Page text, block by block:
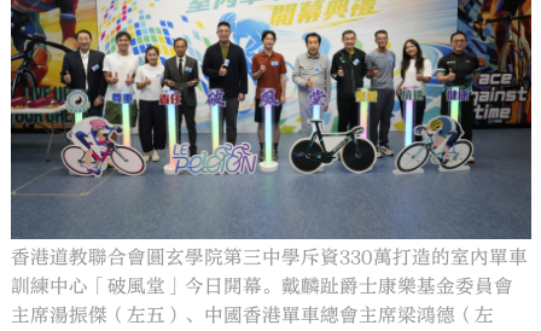
香港道教聯合會圓玄學院第三中學斥資330萬打造的室內單車
訓練中心「破風堂」今日開幕。戴麟趾爵士康樂基金委員會
主席湯振傑（左五）、中國香港單車總會主席梁鴻德（左